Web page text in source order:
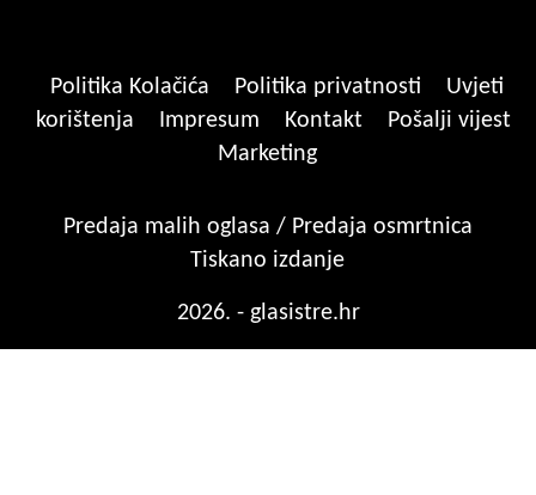
Politika Kolačića Politika privatnosti
Uvjeti
korištenja
Impresum Kontakt
Pošalji vijest
Marketing
Predaja malih oglasa / Predaja osmrtnica
Tiskano izdanje
2026. - glasistre.hr